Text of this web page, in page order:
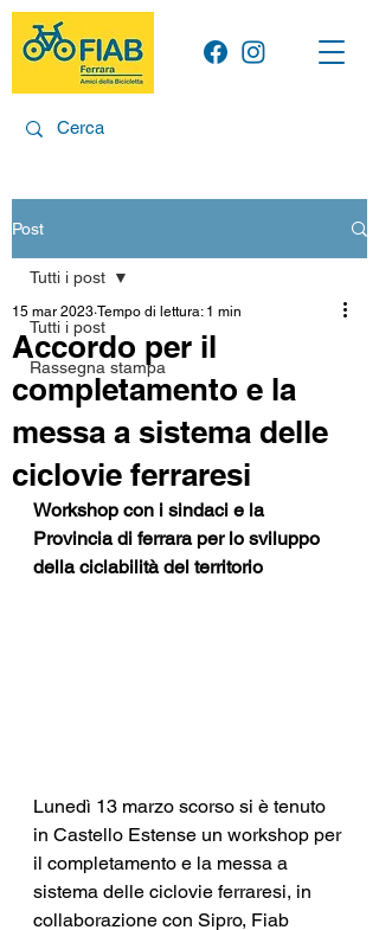
Post
Tutti i post
Rassegna stampa
Tutti i post
Accordo per il
completamento e la
messa a sistema delle
ciclovie ferraresi
15 mar 2023 Tempo di lettura: 1 min
Workshop con i sindaci e la
Provincia di ferrara per lo sviluppo
della ciclabilità del territorio
Lunedì 13 marzo scorso si è tenuto
in Castello Estense un workshop per
il completamento e la messa a
sistema delle ciclovie ferraresi, in
collaborazione con Sipro, Fiab